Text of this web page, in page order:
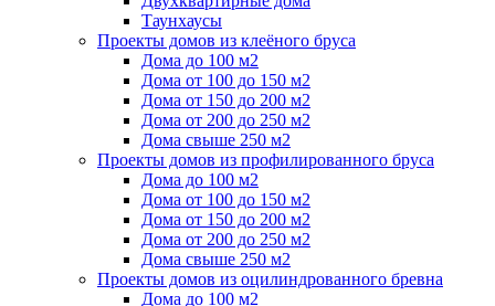
Таунхаусы
Проекты домов из клеёного бруса
Дома до 100 м2
Дома от 100 до 150 м2
Дома от 150 до 200 м2
Дома от 200 до 250 м2
Дома свыше 250 м2
Проекты домов из профилированного бруса
Дома до 100 м2
Дома от 100 до 150 м2
Дома от 150 до 200 м2
Дома от 200 до 250 м2
Дома свыше 250 м2
Проекты домов из оцилиндрованного бревна
Дома до 100 м2